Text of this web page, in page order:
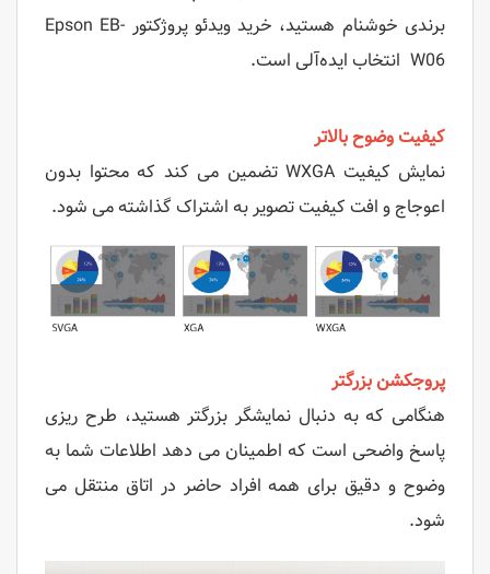
برندی خوشنام هستید، خرید ویدئو پروژکتور Epson EB-
W06 انتخاب ایده‌آلی است.
کیفیت وضوح بالاتر
نمایش کیفیت WXGA تضمین می کند که محتوا بدون
اعوجاج و افت کیفیت تصویر به اشتراک گذاشته می شود.
پروجکشن بزرگتر
هنگامی که به دنبال نمایشگر بزرگتر هستید، طرح ریزی
پاسخ واضحی است که اطمینان می دهد اطلاعات شما به
وضوح و دقیق برای همه افراد حاضر در اتاق منتقل می
شود.